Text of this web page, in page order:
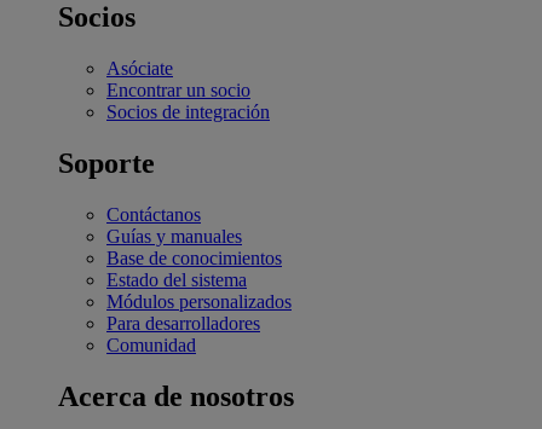
Socios
Asóciate
Encontrar un socio
Socios de integración
Soporte
Contáctanos
Guías y manuales
Base de conocimientos
Estado del sistema
Módulos personalizados
Para desarrolladores
Comunidad
Acerca de nosotros